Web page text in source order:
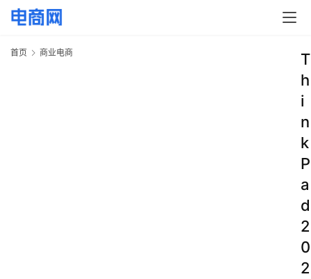
首页 商业电商
T
h
i
n
k
P
a
d
2
0
2